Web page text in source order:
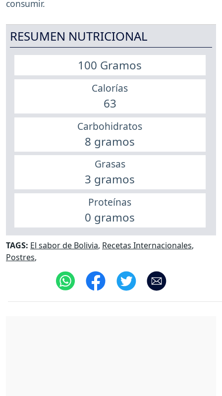
consumir.
RESUMEN NUTRICIONAL
100 Gramos
Calorías
63
Carbohidratos
8 gramos
Grasas
3 gramos
Proteínas
0 gramos
TAGS: El sabor de Bolivia, Recetas Internacionales,
Postres,